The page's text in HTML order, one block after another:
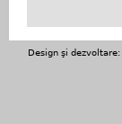
Design şi dezvoltare: